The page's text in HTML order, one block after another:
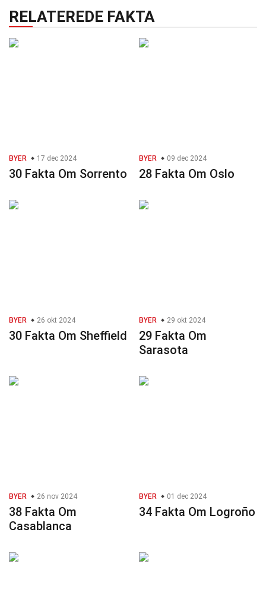
RELATEREDE FAKTA
BYER 17 dec 2024
30 Fakta Om Sorrento
BYER 09 dec 2024
28 Fakta Om Oslo
BYER 26 okt 2024
30 Fakta Om Sheffield
BYER 29 okt 2024
29 Fakta Om
Sarasota
BYER 26 nov 2024
38 Fakta Om
Casablanca
BYER 01 dec 2024
34 Fakta Om Logroño